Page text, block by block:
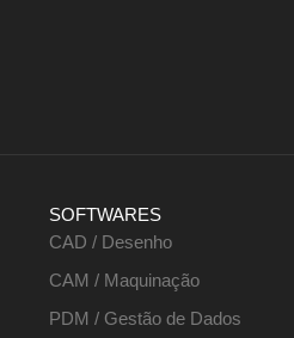
SOFTWARES
CAD / Desenho
CAM / Maquinação
PDM / Gestão de Dados